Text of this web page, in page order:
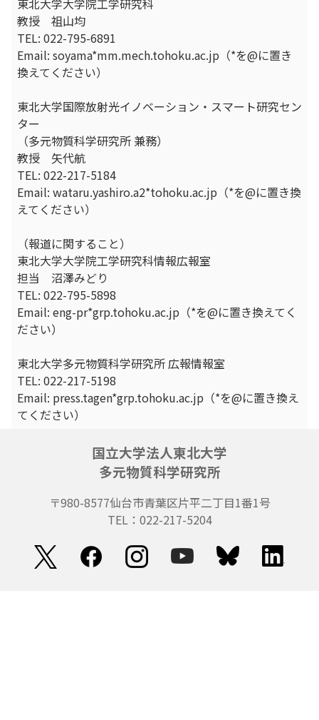
東北大学大学院工学研究科
教授 祖山均
TEL: 022-795-6891
Email: soyama*mm.mech.tohoku.ac.jp（*を@に置き
換えてください）
東北大学国際放射光イノベーション・スマート研究セン
ター
（多元物質科学研究所 兼務）
教授 矢代航
TEL: 022-217-5184
Email: wataru.yashiro.a2*tohoku.ac.jp（*を@に置き換
えてください）
（報道に関すること）
東北大学大学院工学研究科情報広報室
担当 沼澤みどり
TEL: 022-795-5898
Email: eng-pr*grp.tohoku.ac.jp（*を@に置き換えてく
ださい）
東北大学多元物質科学研究所 広報情報室
TEL: 022-217-5198
Email: press.tagen*grp.tohoku.ac.jp（*を@に置き換え
てください）
国立大学法人東北大学
多元物質科学研究所
〒980-8577仙台市青葉区片平二丁目1番1号
TEL：022-217-5204